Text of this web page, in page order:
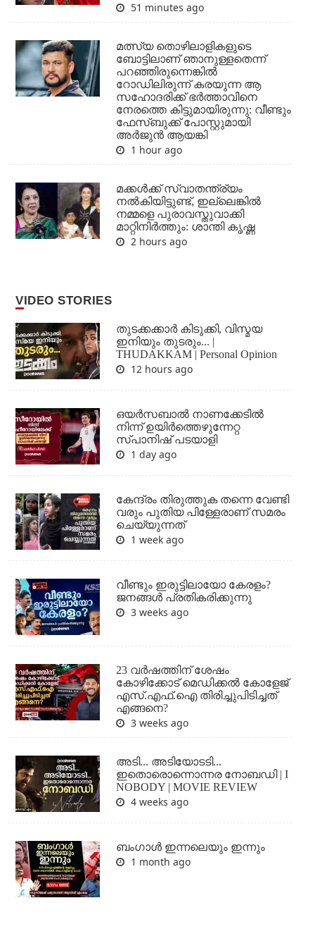
51 minutes ago
മത്സ്യ തൊഴിലാളികളുടെ
ബോട്ടിലാണ് ഞാനുള്ളതെന്ന്
പറഞ്ഞിരുന്നെങ്കില്‍
റോഡിലിരുന്ന് കരയുന്ന ആ
സഹോദരിക്ക് ഭര്‍ത്താവിനെ
നേരത്തെ കിട്ടുമായിരുന്നു: വീണ്ടും
ഫേസ്ബുക്ക് പോസ്റ്റുമായി
അര്‍ജുന്‍ ആയങ്കി
1 hour ago
മക്കൾക്ക് സ്വാതന്ത്ര്യം
നൽകിയിട്ടുണ്ട്, ഇല്ലെങ്കിൽ
നമ്മളെ പുരാവസ്തുവാക്കി
മാറ്റിനിർത്തും: ശാന്തി കൃഷ്ണ
2 hours ago
VIDEO STORIES
തുടക്കക്കാര്‍ കിടുക്കി, വിസ്മയ
ഇനിയും തുടരും... |
THUDAKKAM | Personal Opinion
12 hours ago
ഒയര്‍സബാൽ നാണക്കേടിൽ
നിന്ന് ഉയിർത്തെഴുന്നേറ്റ
സ്പാനിഷ് പടയാളി
1 day ago
കേന്ദ്രം തിരുത്തുക തന്നെ വേണ്ടി
വരും പുതിയ പിള്ളേരാണ് സമരം
ചെയ്യുന്നത്
1 week ago
വീണ്ടും ഇരുട്ടിലായോ കേരളം?
ജനങ്ങൾ പ്രതികരിക്കുന്നു
3 weeks ago
23 വർഷത്തിന് ശേഷം
കോഴിക്കോട് മെഡിക്കൽ കോളേജ്
എസ്.എഫ്.ഐ തിരിച്ചുപിടിച്ചത്
എങ്ങനെ?
3 weeks ago
അടി... അടിയോടടി...
ഇതൊരൊന്നൊന്നര നോബഡി | I
NOBODY | MOVIE REVIEW
4 weeks ago
ബംഗാള്‍ ഇന്നലെയും ഇന്നും
1 month ago